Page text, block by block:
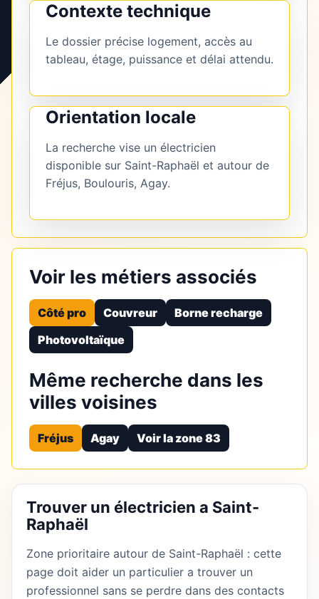
Contexte technique
Le dossier précise logement, accès au
tableau, étage, puissance et délai attendu.
Orientation locale
La recherche vise un électricien
disponible sur Saint-Raphaël et autour de
Fréjus, Boulouris, Agay.
Voir les métiers associés
Côté pro Couvreur
Borne recharge
Photovoltaïque
Même recherche dans les
villes voisines
Fréjus Agay Voir la zone 83
Trouver un électricien a Saint-
Raphaël
Zone prioritaire autour de Saint-Raphaël : cette
page doit aider un particulier a trouver un
professionnel sans se perdre dans des contacts